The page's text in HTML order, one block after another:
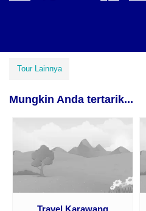
Tour Lainnya
Mungkin Anda tertarik...